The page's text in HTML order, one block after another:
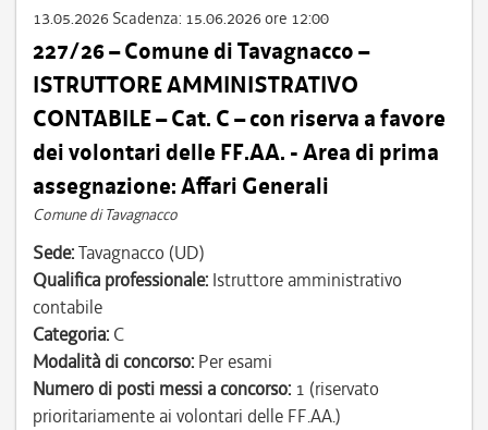
13.05.2026 Scadenza: 15.06.2026 ore 12:00
227/26 – Comune di Tavagnacco –
ISTRUTTORE AMMINISTRATIVO
CONTABILE – Cat. C – con riserva a favore
dei volontari delle FF.AA. - Area di prima
assegnazione: Affari Generali
Comune di Tavagnacco
Sede:Tavagnacco (UD)
Qualifica professionale: Istruttore amministrativo
contabile
Categoria: C
Modalità di concorso: Per esami
Numero di posti messi a concorso: 1 (riservato
prioritariamente ai volontari delle FF.AA.)